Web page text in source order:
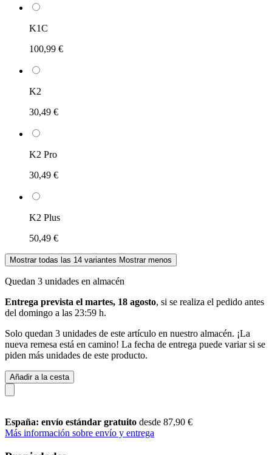
K1C
100,99 €
K2
30,49 €
K2 Pro
30,49 €
K2 Plus
50,49 €
Mostrar todas las 14 variantes Mostrar menos
Quedan 3 unidades en almacén
Entrega prevista el martes, 18 agosto, si se realiza el pedido antes
del domingo a las 23:59 h.
Solo quedan 3 unidades de este artículo en nuestro almacén. ¡La
nueva remesa está en camino! La fecha de entrega puede variar si se
piden más unidades de este producto.
Añadir a la cesta
España: envío estándar gratuito desde 87,90 €
Más información sobre envío y entrega